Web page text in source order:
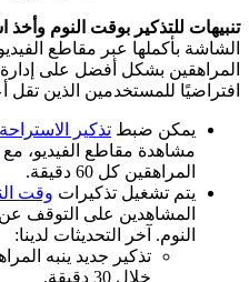
تنبيهات للتذكير بوقت النوم وأخذ
الشاشة بأكملها عبر مقاطع
المراهقين بشكل أفضل على
افتراضيًا للمستخدمين الذين تقل
يمكن ضبط تذكير الاستراحة
مشاهدة مقاطع الفيديو،
المراهقين كل 60 دقيقة.
يتم تشغيل تذكيرات وقت
المشاهدين على التوقف
النوم. آخر التحديثات لدينا:
تذكير جديد ينبه
خلال 30 دقيقة.